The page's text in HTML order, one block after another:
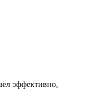
эффективно,